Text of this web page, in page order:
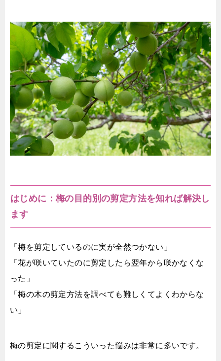
はじめに：梅の目的別の剪定方法を知れば解決し
ます
「梅を剪定しているのに実が全然つかない」
「花が咲いていたのに剪定したら翌年から咲かなくな
った」
「梅の木の剪定方法を調べても難しくてよくわからな
い」
梅の剪定に関するこういった悩みは非常に多いです。